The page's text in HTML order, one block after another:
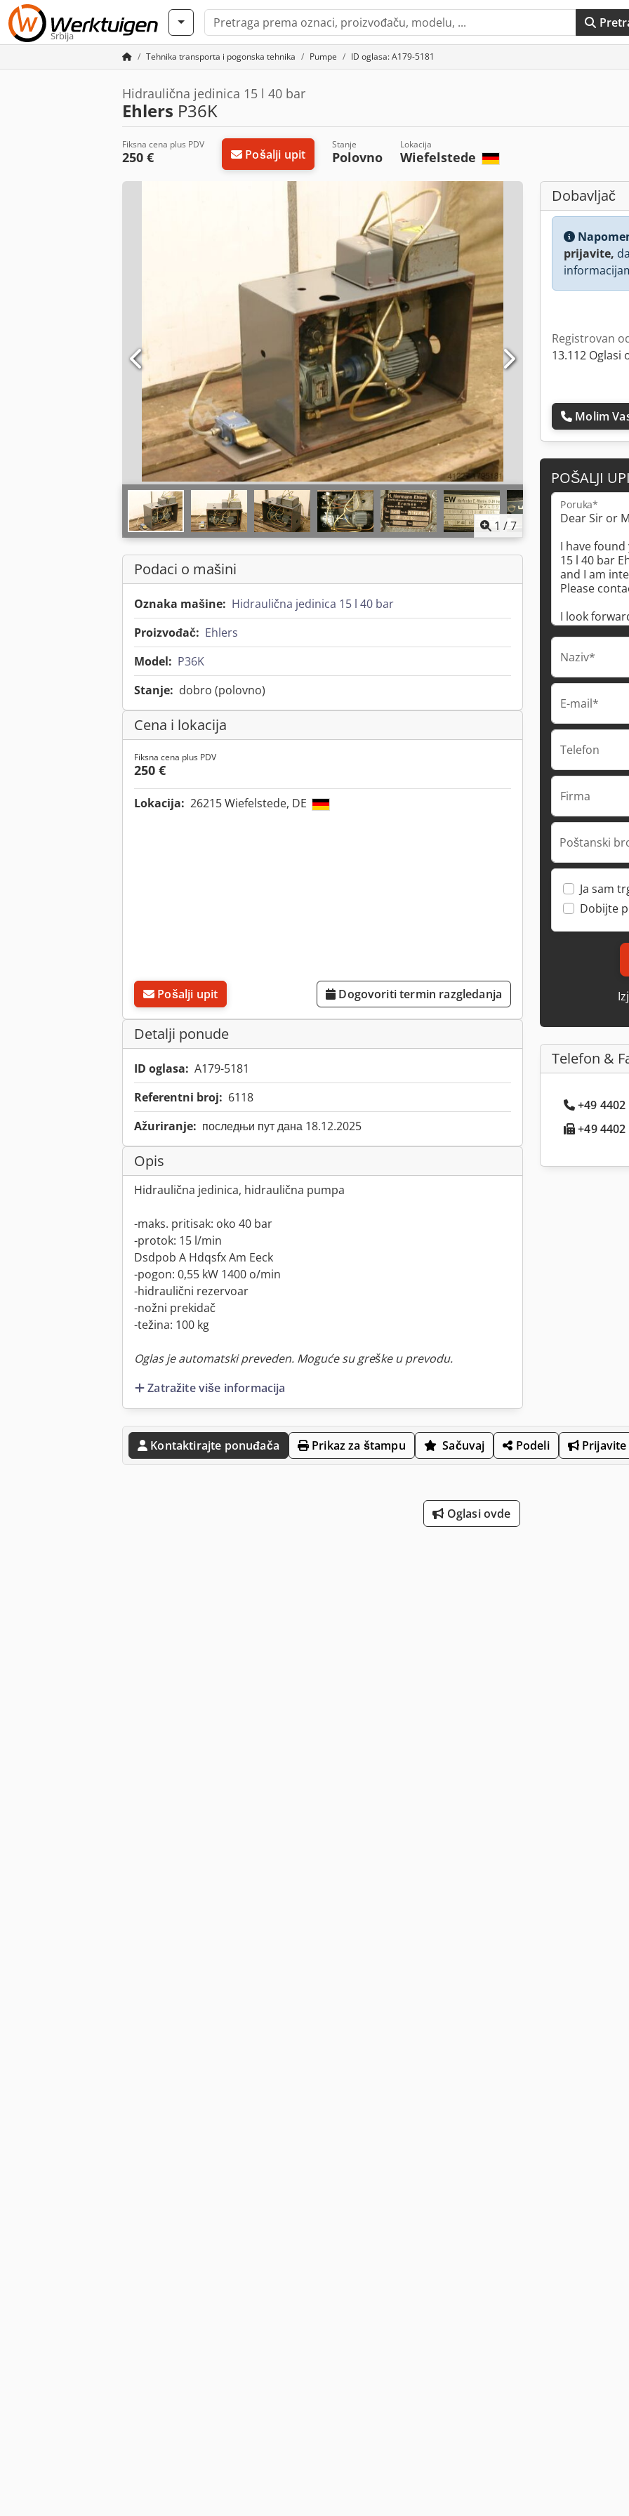
Srbija
Tehnika transporta i pogonska tehnika Pumpe ID oglasa: A179-5181
Hidraulična jedinica 15 l 40 bar
Ehlers P36K
Fiksna cena plus PDV
250 € Pošalji upit
Stanje
Polovno
Lokacija
Wiefelstede
1 /7
Podaci o mašini
Oznaka mašine: Hidraulična jedinica 15 l 40 bar
Proizvođač: Ehlers
Model: P36K
Stanje: dobro (polovno)
Cena i lokacija
Fiksna cena plus PDV
250 €
Lokacija: 26215 Wiefelstede, DE
Pošalji upit Dogovoriti termin razgledanja
Detalji ponude
ID oglasa: A179-5181
Referentni broj: 6118
Ažuriranje: последњи пут дана 18.12.2025
Opis
Hidraulična jedinica, hidraulična pumpa
-maks. pritisak: oko 40 bar
-protok: 15 l/min
Dsdpob A Hdqsfx Am Eeck
-pogon: 0,55 kW 1400 o/min
-hidraulični rezervoar
-nožni prekidač
-težina: 100 kg
Oglas je automatski preveden. Moguće su greške u prevodu.
Zatražite više informacija
Dobavljač
prijavite,
Registrovan
13.112 Oglasi
Molim
POŠALJI
Poruka*
Naziv*
E-mail*
Telefon
Firma
Poštanski
Ja sam
Dobijte
Telefon &
+49
+49
Kontaktirajte ponuđača Prikaz za štampu Sačuvaj Podeli Prijavite
Oglasi ovde